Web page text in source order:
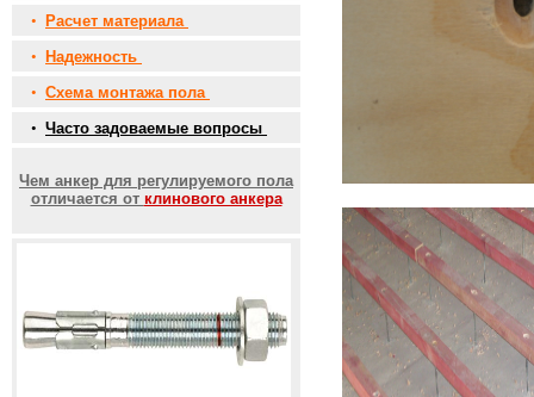
•
Расчет материала
•
Надежность
• Схема монтажа пола
• Часто задоваемые вопросы
Чем анкер для регулируемого пола
отличается от клинового анкера